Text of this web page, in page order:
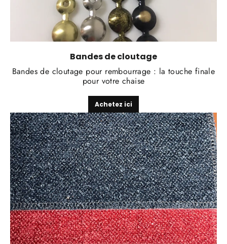
Bandes de cloutage
Bandes de cloutage pour rembourrage : la touche finale
pour votre chaise
Achetez ici